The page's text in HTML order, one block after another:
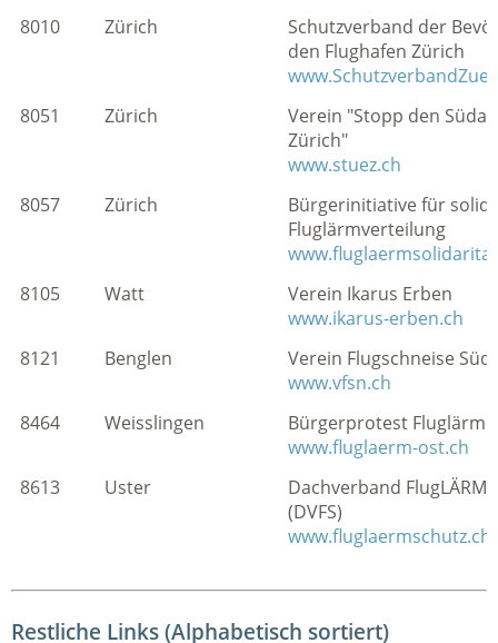
8010
Zürich
Schutzverband der
den Flughafen Zürich
8051
Zürich
Verein "Stopp den
Zürich"
www.stuez.ch
8057
Zürich
Bürgerinitiative für
Fluglärmverteilung
8105
Watt
Verein Ikarus Erben
www.ikarus-erben.ch
8121
Benglen
Verein Flugschneise Süd
www.vfsn.ch
8464
Weisslingen
Bürgerprotest Fluglärm
www.fluglaerm-ost.ch
8613
Uster
Dachverband
(DVFS)
www.fluglaermschutz.ch
Restliche Links (Alphabetisch sortiert)